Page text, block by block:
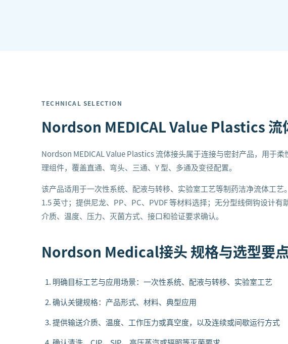
TECHNICAL SELECTION
Nordson MEDICAL Value Plastics 流
Nordson MEDICAL Value Plastics 流体接头属于连接与密封产品，用于
理组件，覆盖直通、弯头、三通、Y 型、多通及变径配置。
该产品适用于一次性系统、配液与转移、实验室工艺等制药洁净流体工
1.5 英寸；提供尼龙、PP、PC、PVDF 等材料选择；无分型线倒钩设计
介质、温度、压力、灭菌方式、接口和验证要求确认。
Nordson Medical接头 规格与选型要
明确目标工艺与应用场景：一次性系统、配液与转移、实验室工艺
确认关键规格：产品形式、材料、典型应用
提供输送介质、温度、工作压力或真空度，以及连续或间歇运行方式